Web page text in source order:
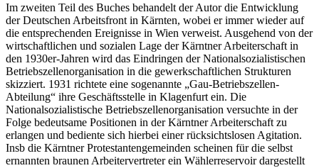
Im zweiten Teil des Buches behandelt der Autor die Entwicklung
der Deutschen Arbeitsfront in Kärnten, wobei er immer wieder auf
die entsprechenden Ereignisse in Wien verweist. Ausgehend von der
wirtschaftlichen und sozialen Lage der Kärntner Arbeiterschaft in
den 1930er-Jahren wird das Eindringen der Nationalsozialistischen
Betriebszellenorganisation in die gewerkschaftlichen Strukturen
skizziert. 1931 richtete eine sogenannte „Gau-Betriebszellen-
Abteilung“ ihre Geschäftsstelle in Klagenfurt ein. Die
Nationalsozialistische Betriebszellenorganisation versuchte in der
Folge bedeutsame Positionen in der Kärntner Arbeiterschaft zu
erlangen und bediente sich hierbei einer rücksichtslosen Agitation.
Insb die Kärntner Protestantengemeinden scheinen für die selbst
ernannten braunen Arbeitervertreter ein Wählerreservoir dargestellt